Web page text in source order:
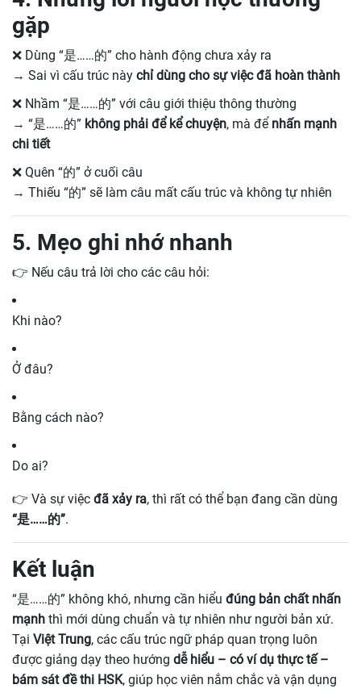
gặp
❌ Dùng “是……的” cho hành động chưa xảy ra
→ Sai vì cấu trúc này chỉ dùng cho sự việc đã hoàn thành
❌ Nhầm “是……的” với câu giới thiệu thông thường
→ “是……的” không phải để kể chuyện, mà để nhấn mạnh
chi tiết
❌ Quên “的” ở cuối câu
→ Thiếu “的” sẽ làm câu mất cấu trúc và không tự nhiên
5. Mẹo ghi nhớ nhanh
👉 Nếu câu trả lời cho các câu hỏi:
Khi nào?
Ở đâu?
Bằng cách nào?
Do ai?
👉 Và sự việc đã xảy ra, thì rất có thể bạn đang cần dùng
“是……的”.
Kết luận
“是……的” không khó, nhưng cần hiểu đúng bản chất nhấn
mạnh thì mới dùng chuẩn và tự nhiên như người bản xứ.
Tại Việt Trung, các cấu trúc ngữ pháp quan trọng luôn
được giảng dạy theo hướng dễ hiểu – có ví dụ thực tế –
bám sát đề thi HSK, giúp học viên nắm chắc và vận dụng